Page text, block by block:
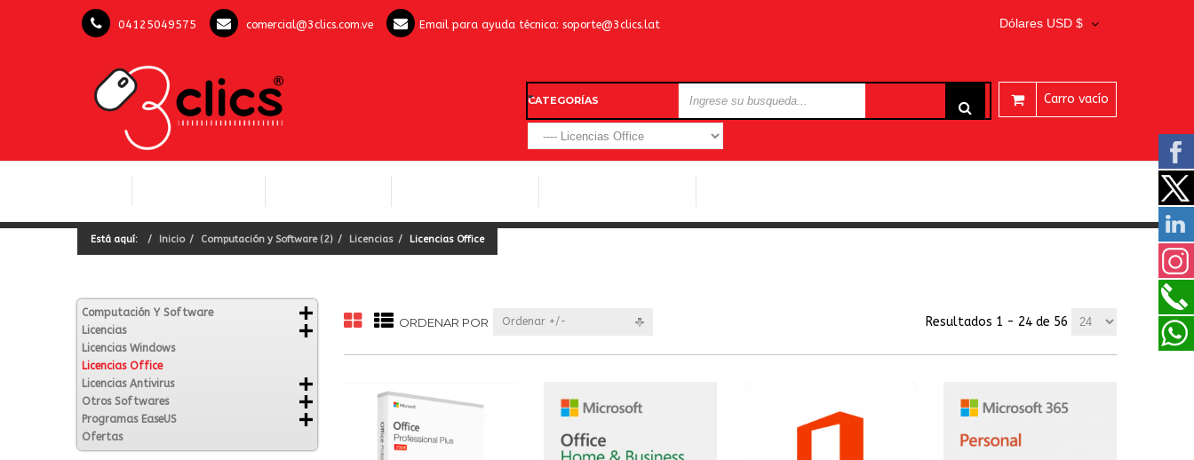
04125049575 comercial@3clics.com.ve Email para ayuda técnica: soporte@3clics.lat Dólares USD $
Carro vacío
CATEGORÍAS
Está aquí: Inicio Computación y Software (2) Licencias Licencias Office
Computación Y Software
Licencias
Licencias Windows
Licencias Office
Licencias Antivirus
Otros Softwares
Programas EaseUS
Ofertas
ORDENAR POR Ordenar +/- Resultados 1 - 24 de 56